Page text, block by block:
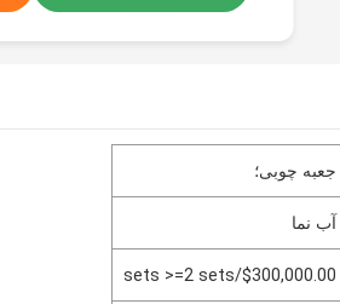
جعبه چوبی؛
آب نما
$300,000.00/sets >=2 sets